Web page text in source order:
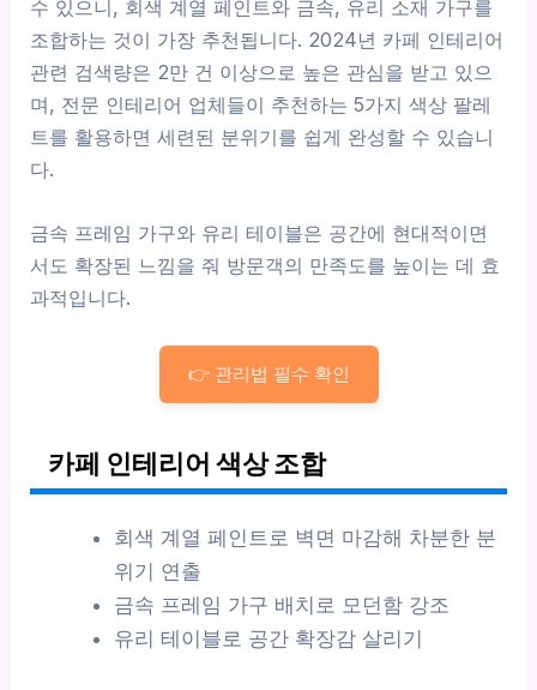
수 있으니, 회색 계열 페인트와 금속, 유리 소재 가구를
조합하는 것이 가장 추천됩니다. 2024년 카페 인테리어
관련 검색량은 2만 건 이상으로 높은 관심을 받고 있으
며, 전문 인테리어 업체들이 추천하는 5가지 색상 팔레
트를 활용하면 세련된 분위기를 쉽게 완성할 수 있습니
다.
금속 프레임 가구와 유리 테이블은 공간에 현대적이면
서도 확장된 느낌을 줘 방문객의 만족도를 높이는 데 효
과적입니다.
👉 관리법 필수 확인
카페 인테리어 색상 조합
회색 계열 페인트로 벽면 마감해 차분한 분
위기 연출
금속 프레임 가구 배치로 모던함 강조
유리 테이블로 공간 확장감 살리기